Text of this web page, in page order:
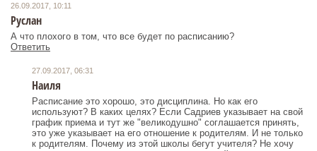
26.09.2017, 10:11
Руслан
А что плохого в том, что все будет по расписанию?
Ответить
27.09.2017, 06:31
Наиля
Расписание это хорошо, это дисциплина. Но как его
используют? В каких целях? Если Садриев указывает на свой
график приема и тут же "великодушно" соглашается принять,
это уже указывает на его отношение к родителям. И не только
к родителям. Почему из этой школы бегут учителя? Не хочу